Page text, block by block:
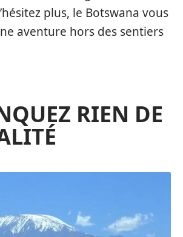
plus, le Botswana vous
aventure hors des sentiers
RIEN DE